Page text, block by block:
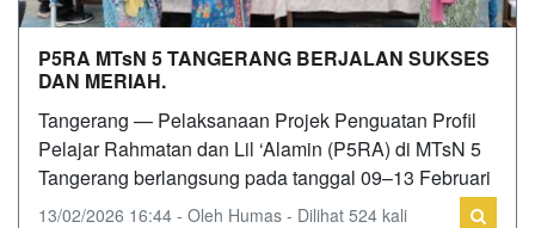
P5RA MTsN 5 TANGERANG BERJALAN SUKSES
DAN MERIAH.
Tangerang — Pelaksanaan Projek Penguatan Profil
Pelajar Rahmatan dan Lil ‘Alamin (P5RA) di MTsN 5
Tangerang berlangsung pada tanggal 09–13 Februari
13/02/2026 16:44 - Oleh Humas - Dilihat 524 kali